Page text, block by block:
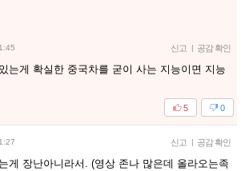
신고 | 공감 확인
는게 확실한 중국차를 굳이 사는 지능이면 지능
0
5
신고 | 공감 확인
게 장난아니라서. (영상 존나 많은데 올라오는족